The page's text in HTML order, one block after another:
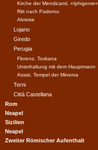
Kirche der Mendicanti, »Iphigenie«
Ritt nach Paderno
Abreise
Lojano
Giredo
Perugia
Florenz, Toskana
Unterhaltung mit dem Hauptmann
Assisi, Tempel der Minerva
Terni
Città Castellana
Rom
Neapel
Sizilien
Neapel
Zweiter Römischer Aufenthalt